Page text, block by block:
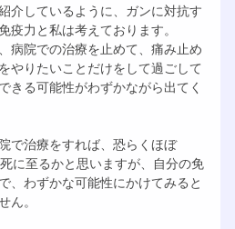
介しているように、ガンに対抗す
疫力と私は考えております。
病院での治療を止めて、痛み止め
やりたいことだけをして過ごして
きる可能性がわずかながら出てく
で治療をすれば、恐らくほぼ
に至るかと思いますが、自分の免
、わずかな可能性にかけてみると
ん。